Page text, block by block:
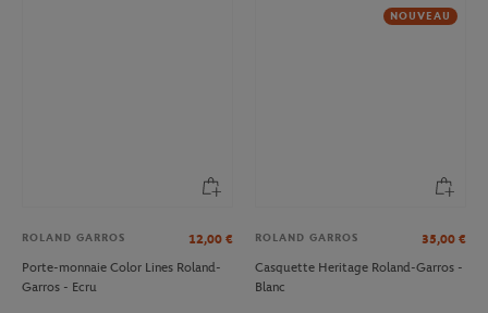
ROLAND GARROS 12,00 €
Porte-monnaie Color Lines Roland-
Garros - Ecru
NOUVEAU
ROLAND GARROS 35,00 €
Casquette Heritage Roland-Garros -
Blanc